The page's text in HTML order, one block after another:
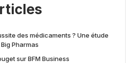
des médicaments ? Une étude
Pharmas
sur BFM Business